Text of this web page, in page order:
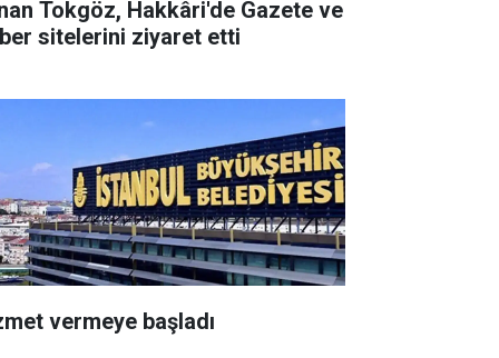
Tokgöz, Hakkâri'de Gazete ve
sitelerini ziyaret etti
vermeye başladı